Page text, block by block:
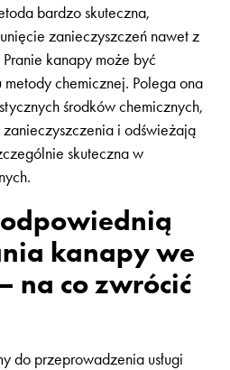
bardzo skuteczna,
zanieczyszczeń nawet z
kanapy może być
chemicznej. Polega ona
środków chemicznych,
i odświeżają
skuteczna w
kanapy we
na co zwrócić
do przeprowadzenia usługi